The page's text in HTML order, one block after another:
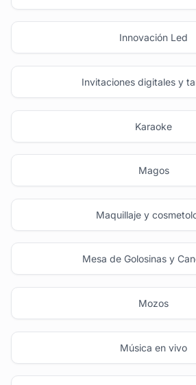
Innovación Led
Invitaciones digitales y
Karaoke
Magos
Maquillaje y
Mesa de Golosinas y
Mozos
Música en vivo